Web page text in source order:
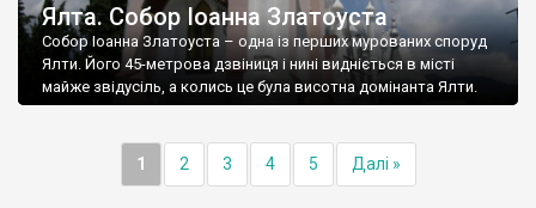
Ялта. Собор Іоанна Златоуста
Собор Іоанна Златоуста – одна із перших мурованих споруд
Ялти. Його 45-метрова дзвіниця і нині видніється в місті
майже звідусіль, а колись це була висотна домінанта Ялти.
1 2 3 4 5 Далі »